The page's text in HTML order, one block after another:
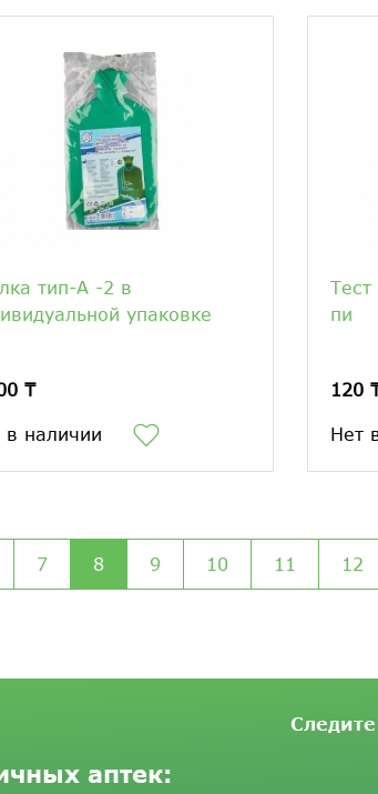
тип-А -2 в
упаковке
₸
в наличии
пи
120
Нет
7 8 9 10 11 12
аптек: